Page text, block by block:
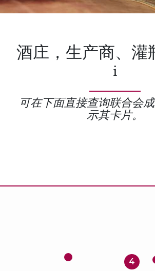
酒庄，生产商、灌
i
可在下面直接查询联合会
示其卡片。
4